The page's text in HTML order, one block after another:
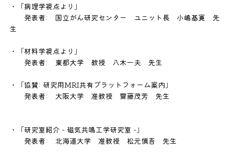
・「病理学視点より」
発表者: 国立がん研究センター ユニット長 小嶋基寛 先
生
・「材料学視点より」
発表者: 東都大学 教授 八木一夫 先生
・「協賛: 研究用MRI共有プラットフォーム案内」
発表者: 大阪大学 准教授 齋藤茂芳 先生
・「研究室紹介 - 磁気共鳴工学研究室 -」
発表者: 北海道大学 准教授 松元慎吾 先生